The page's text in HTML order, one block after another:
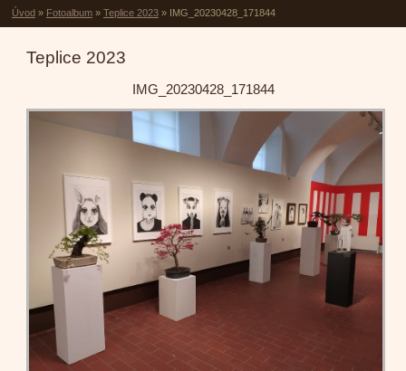
Úvod » Fotoalbum » Teplice 2023 » IMG_20230428_171844
Teplice 2023
IMG_20230428_171844